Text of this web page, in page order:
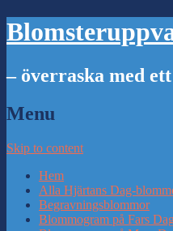
– överraska med
Menu
Skip to content
Hem
Alla Hjärtans Dag-
Begravningsblommor
Blommogram på Fars